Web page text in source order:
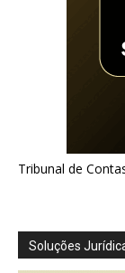
Tribunal de
Soluções